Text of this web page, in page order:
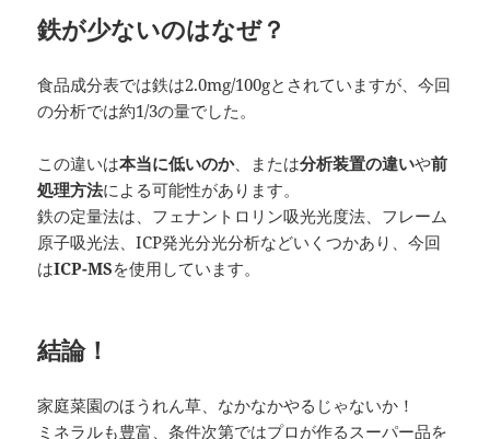
鉄が少ないのはなぜ？
食品成分表では鉄は2.0mg/100gとされていますが、今回
の分析では約1/3の量でした。
この違いは本当に低いのか、または分析装置の違いや前
処理方法による可能性があります。
鉄の定量法は、フェナントロリン吸光光度法、フレーム
原子吸光法、ICP発光分光分析などいくつかあり、今回
はICP-MSを使用しています。
結論！
家庭菜園のほうれん草、なかなかやるじゃないか！
ミネラルも豊富、条件次第ではプロが作るスーパー品を